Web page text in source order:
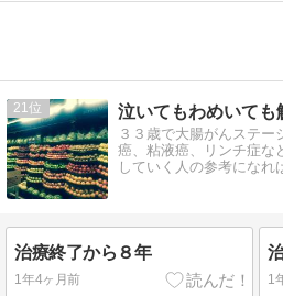
21
３３歳で大腸がんステー
癌、粘液癌、リンチ症な
していく人の参考になれ
治療終了から８年
1年4ヶ月前 1